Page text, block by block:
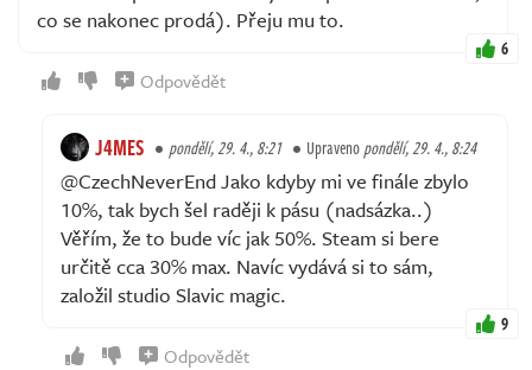
co se nakonec prodá). Přeju mu to.
6
Odpovědět
J4MES pondělí, 29. 4., 8:21 Upravenopondělí, 29. 4., 8:24
@CzechNeverEnd Jako kdyby mi ve finále zbylo
10%, tak bych šel raději k pásu (nadsázka..)
Věřím, že to bude víc jak 50%. Steam si bere
určitě cca 30% max. Navíc vydává si to sám,
založil studio Slavic magic.
9
Odpovědět